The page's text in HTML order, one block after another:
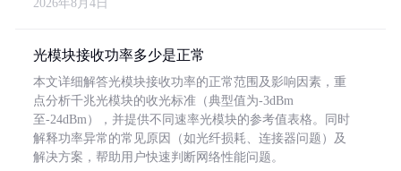
2026年8月4日
光模块接收功率多少是正常
本文详细解答光模块接收功率的正常范围及影响因素，重
点分析千兆光模块的收光标准（典型值为-3dBm
至-24dBm），并提供不同速率光模块的参考值表格。同时
解释功率异常的常见原因（如光纤损耗、连接器问题）及
解决方案，帮助用户快速判断网络性能问题。